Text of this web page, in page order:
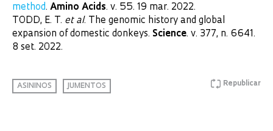
method. Amino Acids. v. 55. 19 mar. 2022.
TODD, E. T. et al. The genomic history and global
expansion of domestic donkeys. Science. v. 377, n. 6641.
8 set. 2022.
Republicar
ASININOS JUMENTOS